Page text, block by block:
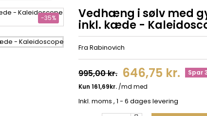
-35% Vedhæng i sølv med
inkl. kæde -
Fra Rabinovich
995,00 kr. 646,75 kr. Spar
Inkl. moms , 1 - 6 dages levering